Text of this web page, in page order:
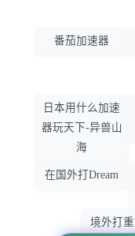
番茄加速器
日本用什么加速
器玩天下-异兽山
海
在国外打Dream
境外打